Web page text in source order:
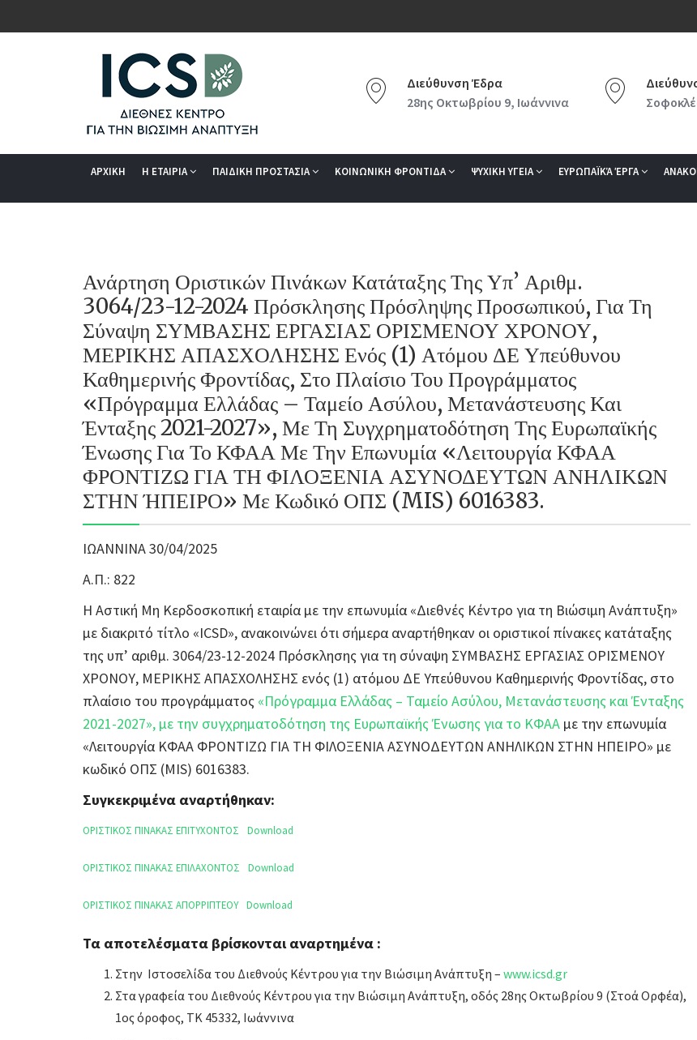
Διεύθυνση Έδρα
28ης Οκτωβρίου 9, Ιωάννινα
ΑΡΧΙΚΗ Η ΕΤΑΙΡΙΑ ΠΑΙΔΙΚΗ ΠΡΟΣΤΑΣΙΑ ΚΟΙΝΩΝΙΚΗ ΦΡΟΝΤΙΔΑ ΨΥΧΙΚΗ ΥΓΕΙΑ ΕΥΡΩΠΑΪΚΆ ΈΡΓΑ
Ανάρτηση Οριστικών Πινάκων Κατάταξης Της Υπ’ Αριθμ.
3064/23-12-2024 Πρόσκλησης Πρόσληψης Προσωπικού, Για Τη
Σύναψη ΣΥΜΒΑΣΗΣ ΕΡΓΑΣΙΑΣ ΟΡΙΣΜΕΝΟΥ ΧΡΟΝΟΥ,
ΜΕΡΙΚΗΣ ΑΠΑΣΧΟΛΗΣΗΣ Ενός (1) Ατόμου ΔΕ Υπεύθυνου
Καθημερινής Φροντίδας, Στο Πλαίσιο Του Προγράμματος
«Πρόγραμμα Ελλάδας – Ταμείο Ασύλου, Μετανάστευσης Και
Ένταξης 2021-2027», Με Τη Συγχρηματοδότηση Της Ευρωπαϊκής
Ένωσης Για Το ΚΦΑΑ Με Την Επωνυμία «Λειτουργία ΚΦΑΑ
ΦΡΟΝΤΙΖΩ ΓΙΑ ΤΗ ΦΙΛΟΞΕΝΙΑ ΑΣΥΝΟΔΕΥΤΩΝ ΑΝΗΛΙΚΩΝ
ΣΤΗΝ ΉΠΕΙΡΟ» Με Κωδικό ΟΠΣ (MIS) 6016383.
ΙΩΑΝΝΙΝΑ 30/04/2025
Α.Π.: 822
Η Αστική Μη Κερδοσκοπική εταιρία με την επωνυμία «Διεθνές Κέντρο για τη Βιώσιμη Ανάπτυξη»
με διακριτό τίτλο «ICSD», ανακοινώνει ότι σήμερα αναρτήθηκαν οι οριστικοί πίνακες κατάταξης
της υπ’ αριθμ. 3064/23-12-2024 Πρόσκλησης για τη σύναψη ΣΥΜΒΑΣΗΣ ΕΡΓΑΣΙΑΣ ΟΡΙΣΜΕΝΟΥ
ΧΡΟΝΟΥ, ΜΕΡΙΚΗΣ ΑΠΑΣΧΟΛΗΣΗΣ ενός (1) ατόμου ΔΕ Υπεύθυνου Καθημερινής Φροντίδας, στο
πλαίσιο του προγράμματος «Πρόγραμμα Ελλάδας – Ταμείο Ασύλου, Μετανάστευσης και Ένταξης
2021-2027», με την συγχρηματοδότηση της Ευρωπαϊκής Ένωσης για το ΚΦΑΑ με την επωνυμία
«Λειτουργία ΚΦΑΑ ΦΡΟΝΤΙΖΩ ΓΙΑ ΤΗ ΦΙΛΟΞΕΝΙΑ ΑΣΥΝΟΔΕΥΤΩΝ ΑΝΗΛΙΚΩΝ ΣΤΗΝ ΗΠΕΙΡΟ» με
κωδικό ΟΠΣ (MIS) 6016383.
Συγκεκριμένα αναρτήθηκαν:
ΟΡΙΣΤΙΚΟΣ ΠΙΝΑΚΑΣ ΕΠΙΤΥΧΟΝΤΟΣ Download
ΟΡΙΣΤΙΚΟΣ ΠΙΝΑΚΑΣ ΕΠΙΛΑΧΟΝΤΟΣ Download
ΟΡΙΣΤΙΚΟΣ ΠΙΝΑΚΑΣ ΑΠΟΡΡΙΠΤΕΟΥ Download
Τα αποτελέσματα βρίσκονται αναρτημένα :
Στην Ιστοσελίδα του Διεθνούς Κέντρου για την Βιώσιμη Ανάπτυξη – www.icsd.gr
Στα γραφεία του Διεθνούς Κέντρου για την Βιώσιμη Ανάπτυξη, οδός 28ης Οκτωβρίου 9 (Στοά Ορφέα),
1ος όροφος, ΤΚ 45332, Ιωάννινα